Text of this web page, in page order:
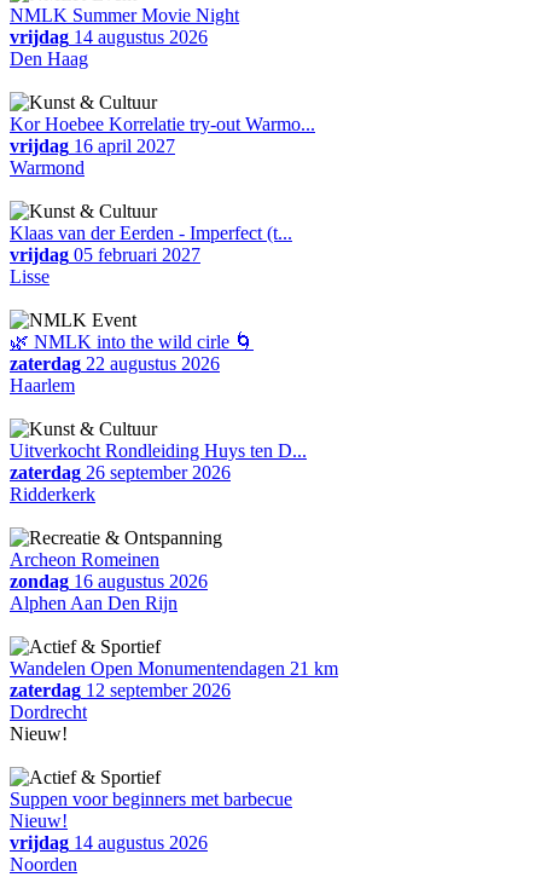
NMLK Summer Movie Night
vrijdag 14 augustus 2026
Den Haag
Kor Hoebee Korrelatie try-out Warmo...
vrijdag 16 april 2027
Warmond
Klaas van der Eerden - Imperfect (t...
vrijdag 05 februari 2027
Lisse
🌿 NMLK into the wild cirle 🌀
zaterdag 22 augustus 2026
Haarlem
Uitverkocht Rondleiding Huys ten D...
zaterdag 26 september 2026
Ridderkerk
Archeon Romeinen
zondag 16 augustus 2026
Alphen Aan Den Rijn
Wandelen Open Monumentendagen 21 km
zaterdag 12 september 2026
Dordrecht
Nieuw!
Suppen voor beginners met barbecue
Nieuw!
vrijdag 14 augustus 2026
Noorden